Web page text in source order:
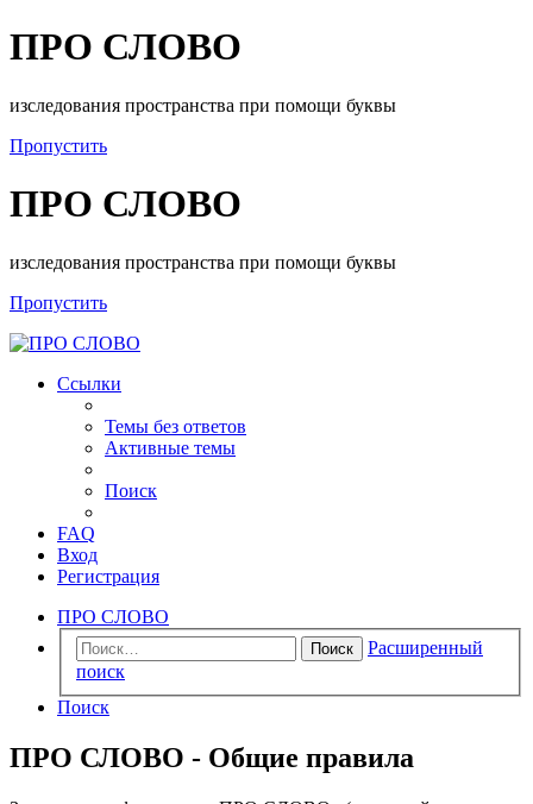
ПРО СЛОВО
изследования пространства при помощи буквы
Пропустить
ПРО СЛОВО
изследования пространства при помощи буквы
Пропустить
Ссылки
Темы без ответов
Активные темы
Поиск
FAQ
Вход
Регистрация
ПРО СЛОВО
Поиск
Расширенный
поиск
Поиск
ПРО СЛОВО - Общие правила